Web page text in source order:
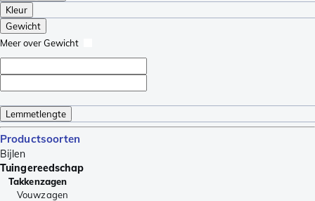
Kleur
Gewicht
Meer over Gewicht
Lemmetlengte
Productsoorten
Bijlen
Tuingereedschap
Takkenzagen
Vouwzagen